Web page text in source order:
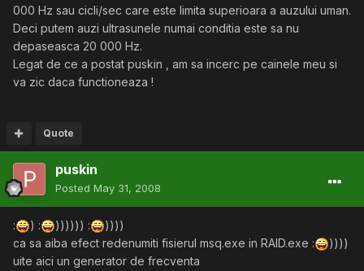
000 Hz sau cicli/sec care este limita superioara a auzului uman.
Deci putem auzi ultrasunele numai conditia este sa nu
depaseasca 20 000 Hz.
Legat de ce a postat puskin , am sa incerc pe cainele meu si
va zic daca functioneaza !
Quote
puskin
Posted May 31, 2008
: ) : )))))) :
))))
ca sa aiba efect redenumiti fisierul msq.exe in RAID.exe :
))))
uite aici un generator de frecventa